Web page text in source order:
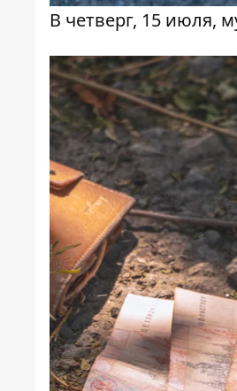
В четверг, 15 июля,